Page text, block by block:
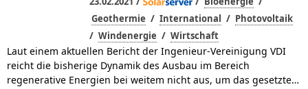
Geothermie / International / Photovoltaik
/ Windenergie / Wirtschaft
Laut einem aktuellen Bericht der Ingenieur-Vereinigung VDI
reicht die bisherige Dynamik des Ausbau im Bereich
regenerative Energien bei weitem nicht aus, um das gesetzte…